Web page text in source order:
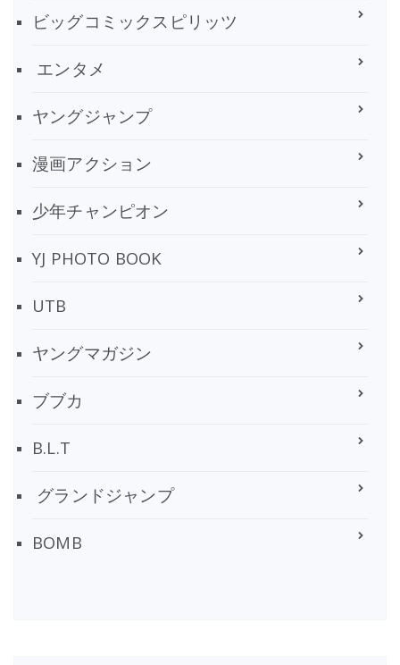
ビッグコミックスピリッツ
エンタメ
ヤングジャンプ
漫画アクション
少年チャンピオン
YJ PHOTO BOOK
UTB
ヤングマガジン
ブブカ
B.L.T
グランドジャンプ
BOMB